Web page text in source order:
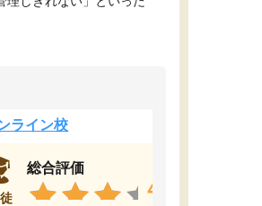
ライン校
総合評価
4.4